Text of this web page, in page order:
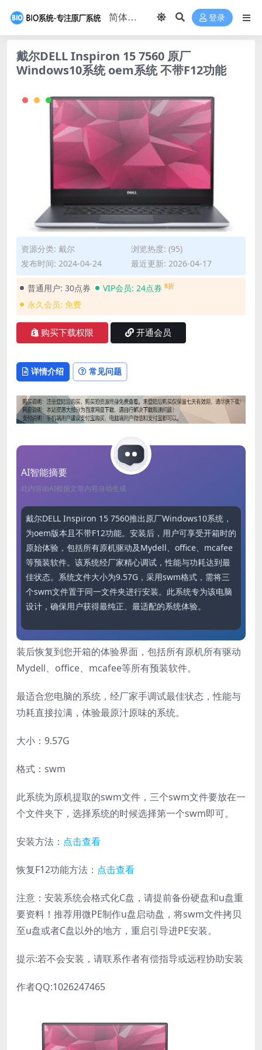
登录
戴尔DELL Inspiron 15 7560 原厂
Windows10系统 oem系统 不带F12功能
资源分类: 戴尔
浏览热度: (95)
发布时间: 2024-04-24
最近更新: 2026-04-17
普通用户: 30点券 VIP会员: 24点券 8折
永久会员: 免费
购买下载权限 开通会员
详情介绍 常见问题
AI智能摘要
此内容由AI根据文章内容自动生成
戴尔DELL Inspiron 15 7560推出原厂Windows10系统，
为oem版本且不带F12功能。安装后，用户可享受开箱时的
原始体验，包括所有原机驱动及Mydell、office、mcafee
等预装软件。该系统经厂家精心调试，性能与功耗达到最
佳状态。系统文件大小为9.57G，采用swm格式，需将三
个swm文件置于同一文件夹进行安装。此系统专为该电脑
设计，确保用户获得最纯正、最适配的系统体验。
装后恢复到您开箱的体验界面，包括所有原机所有驱动
Mydell、office、mcafee等所有预装软件。
最适合您电脑的系统，经厂家手调试最佳状态，性能与
功耗直接拉满，体验最原汁原味的系统。
大小：9.57G
格式：swm
此系统为原机提取的swm文件，三个swm文件要放在一
个文件夹下，选择系统的时候选择第一个swm即可。
安装方法： 点击查看
恢复F12功能方法： 点击查看
注意：安装系统会格式化C盘，请提前备份硬盘和u盘重
要资料！推荐用微PE制作u盘启动盘，将swm文件拷贝
至u盘或者C盘以外的地方，重启引导进PE安装。
提示:若不会安装，请联系作者有偿指导或远程协助安装
作者QQ:1026247465